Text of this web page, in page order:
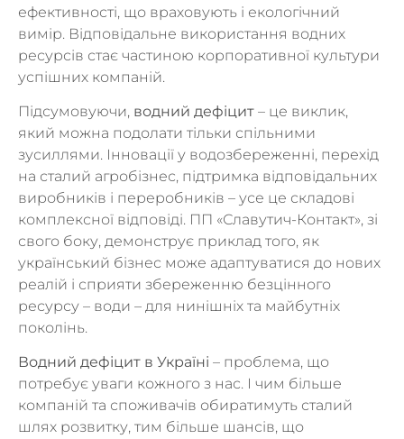
ефективності, що враховують і екологічний
вимір. Відповідальне використання водних
ресурсів стає частиною корпоративної культури
успішних компаній.
Підсумовуючи, водний дефіцит – це виклик,
який можна подолати тільки спільними
зусиллями. Інновації у водозбереженні, перехід
на сталий агробізнес, підтримка відповідальних
виробників і переробників – усе це складові
комплексної відповіді. ПП «Славутич-Контакт», зі
свого боку, демонструє приклад того, як
український бізнес може адаптуватися до нових
реалій і сприяти збереженню безцінного
ресурсу – води – для нинішніх та майбутніх
поколінь.
Водний дефіцит в Україні – проблема, що
потребує уваги кожного з нас. І чим більше
компаній та споживачів обиратимуть сталий
шлях розвитку, тим більше шансів, що